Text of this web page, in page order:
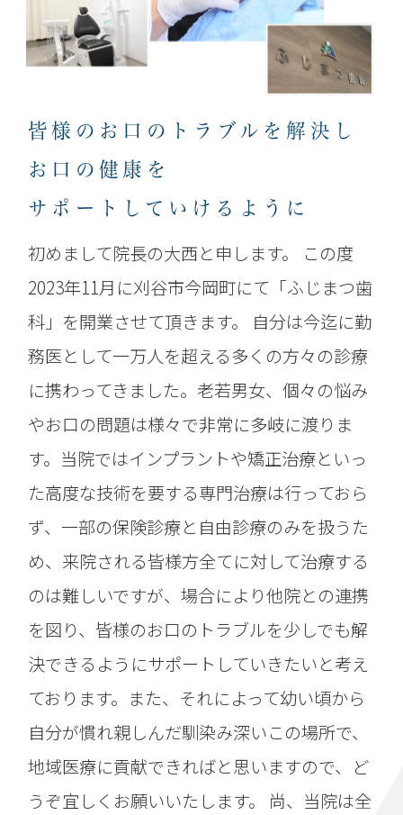
皆様のお口のトラブルを解決し
お口の健康を
サポートしていけるように
初めまして院長の大西と申します。
この度
2023年11月に刈谷市今岡町にて「ふじまつ歯
科」を開業させて頂きます。
自分は今迄に勤
務医として一万人を超える多くの方々の診療
に携わってきました。老若男女、個々の悩み
やお口の問題は様々で非常に多岐に渡りま
す。当院ではインプラントや矯正治療といっ
た高度な技術を要する専門治療は行っておら
ず、一部の保険診療と自由診療のみを扱うた
め、来院される皆様方全てに対して治療する
のは難しいですが、場合により他院との連携
を図り、皆様のお口のトラブルを少しでも解
決できるようにサポートしていきたいと考え
ております。また、それによって幼い頃から
自分が慣れ親しんだ馴染み深いこの場所で、
地域医療に貢献できればと思いますので、ど
うぞ宜しくお願いいたします。
尚、当院は全